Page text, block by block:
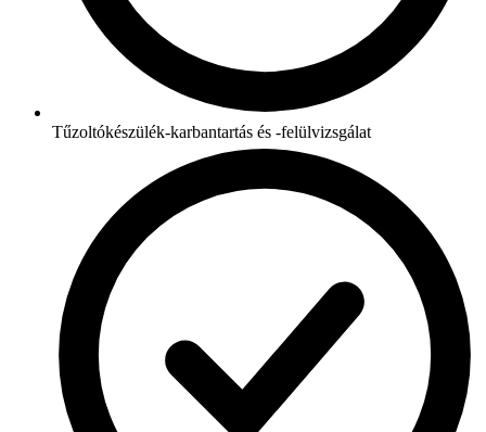
Tűzoltókészülék-karbantartás és -felülvizsgálat